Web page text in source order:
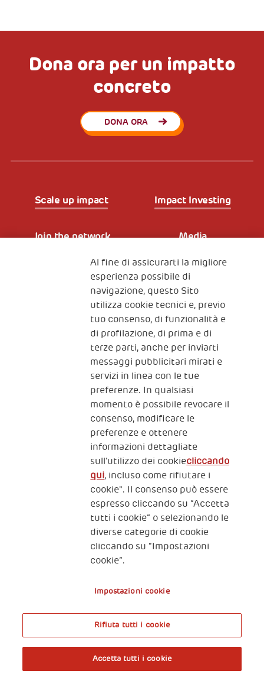
Dona ora per un impatto
concreto
DONA ORA
Scale up impact Impact Investing
Join the network Media
Iscriviti alla newsletter
Fondazione
The Human Safety Net
CONTATTACI
2, Piazza Duca degli Abruzzi 34132
Trieste Italy
Fiscal code (Italy) 90017740326
VAT code 01372940328
Privacy & GDPR Policy cookies
A World of Potential
Prenota l’ingresso libero alla mostra
Al fine di assicurarti la migliore
esperienza possibile di
navigazione, questo Sito
utilizza cookie tecnici e, previo
tuo consenso, di funzionalità e
di profilazione, di prima e di
terze parti, anche per inviarti
messaggi pubblicitari mirati e
servizi in linea con le tue
preferenze. In qualsiasi
momento è possibile revocare il
consenso, modificare le
preferenze e ottenere
informazioni dettagliate
sull’utilizzo dei cookiecliccando
qui, incluso come rifiutare i
cookie". Il consenso può essere
espresso cliccando su “Accetta
tutti i cookie” o selezionando le
diverse categorie di cookie
cliccando su “Impostazioni
cookie”.
Impostazioni cookie
Rifiuta tutti i cookie
Accetta tutti i cookie